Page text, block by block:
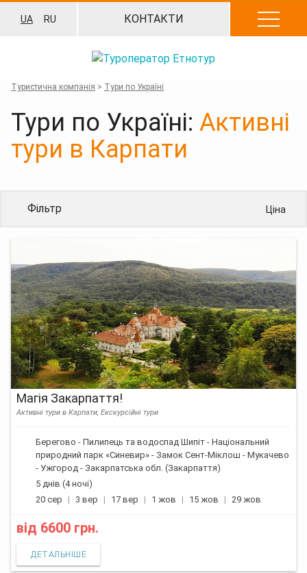
UA RU КОНТАКТИ
Туристична компанія > Тури по Україні
Тури по Україні: Активні
тури в Карпати
Ціна
Фільтр
Магія Закарпаття!
Активні тури в Карпати, Екскурсійні тури
Берегово - Пилипець та водоспад Шипіт - Національний
природний парк «Синевир» - Замок Сент-Міклош - Мукачево
- Ужгород - Закарпатська обл. (Закарпаття)
5 днів (4 ночі)
20 сер
3 вер 17 вер 1 жов 15 жов 29 жов
від 6600 грн.
ДЕТАЛЬНІШЕ